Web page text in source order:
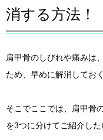
消する方法！
肩甲骨のしびれや痛みは
ため、早めに解消してお
そこでここでは、肩甲骨
を3つに分けてご紹介した